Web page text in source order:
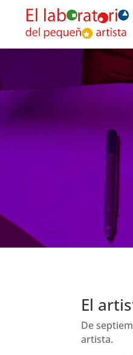
El
De
artista.